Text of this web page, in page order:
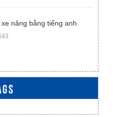
nâng bằng tiếng anh